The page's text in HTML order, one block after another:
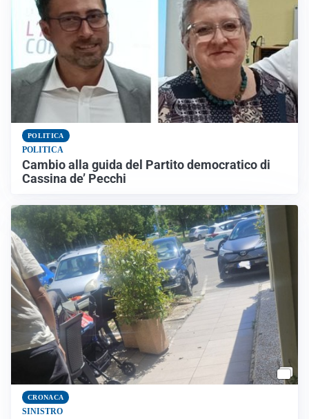
POLITICA
POLITICA
Cambio alla guida del Partito democratico di
Cassina de’ Pecchi
CRONACA
SINISTRO